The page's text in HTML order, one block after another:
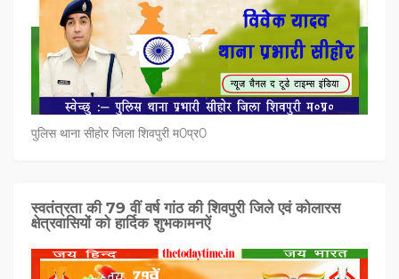
पुलिस थाना सीहोर जिला शिवपुरी म0प्र0
स्वतंत्रता की 79 वीं वर्ष गांठ की शिवपुरी जिले एवं कोलारस
क्षेत्रवासियों को हार्दिक शुभकामनऐं